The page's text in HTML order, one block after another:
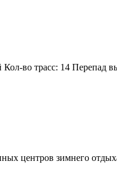
Кол-во трасс: 14 Перепад
центров зимнего